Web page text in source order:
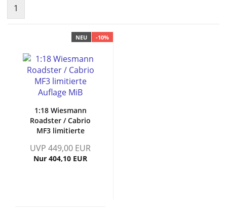
1
NEU -10%
1:18 Wiesmann
Roadster / Cabrio
MF3 limitierte
UVP 449,00 EUR
Nur 404,10 EUR